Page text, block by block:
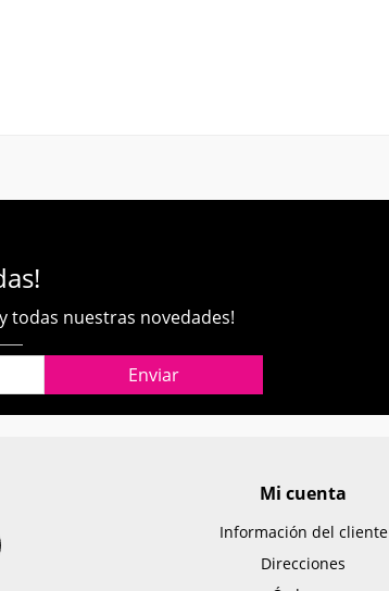
todas nuestras novedades!
Mi cuenta
Información del cliente
Direcciones